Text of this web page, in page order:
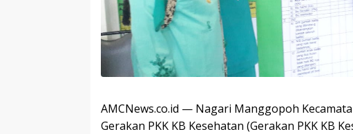
AMCNews.co.id — Nagari Manggopoh
Gerakan PKK KB Kesehatan (Gerakan PKK KB